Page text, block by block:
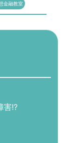
金融教室
害!?